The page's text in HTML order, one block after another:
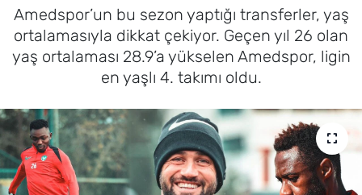
Amedspor’un bu sezon yaptığı transferler, yaş
ortalamasıyla dikkat çekiyor. Geçen yıl 26 olan
yaş ortalaması 28.9’a yükselen Amedspor, ligin
en yaşlı 4. takımı oldu.